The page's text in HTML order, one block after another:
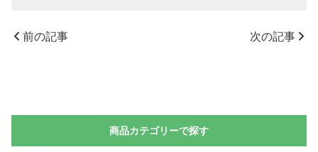
前の記事 次の記事
商品カテゴリーで探す